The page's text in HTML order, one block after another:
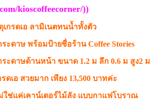
kioscoffeecorner/))
กรดเอ ลามิเนตทนน้ำทั้งตัว
ะดาษ พร้อมป้ายชื่อร้าน Coffee Stories
ะดาษด้านหน้า ขนาด 1.2 ม ลึก 0.6 ม สูง2 ม
เอ สวยมาก เพียง 13,500 บาทค่ะ
ช่แค่เคาน์เตอร์ไม้ลัง แบบกาแฟโบราณ